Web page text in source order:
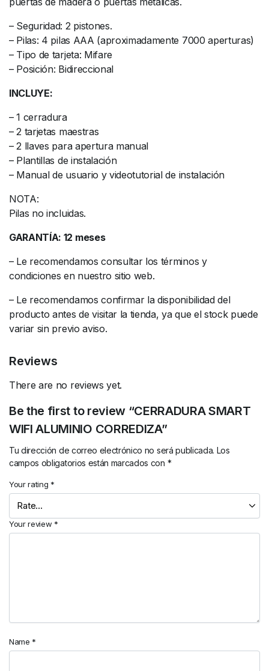
– Seguridad: 2 pistones.
– Pilas: 4 pilas AAA (aproximadamente 7000 aperturas)
– Tipo de tarjeta: Mifare
– Posición: Bidireccional
INCLUYE:
– 1 cerradura
– 2 tarjetas maestras
– 2 llaves para apertura manual
– Plantillas de instalación
– Manual de usuario y videotutorial de instalación
NOTA:
Pilas no incluidas.
GARANTÍA: 12 meses
– Le recomendamos consultar los términos y
condiciones en nuestro sitio web.
– Le recomendamos confirmar la disponibilidad del
producto antes de visitar la tienda, ya que el stock puede
variar sin previo aviso.
Reviews
There are no reviews yet.
Be the first to review “CERRADURA SMART
WIFI ALUMINIO CORREDIZA”
Tu dirección de correo electrónico no será publicada. Los
campos obligatorios están marcados con *
Your rating *
Your review *
Name *